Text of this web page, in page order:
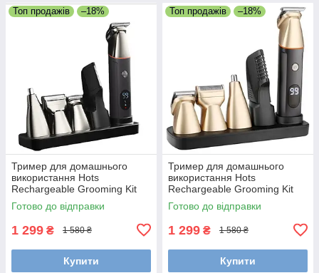
Топ продажів –18%
Тример для домашнього
використання Hots
Rechargeable Grooming Kit
5in1 Silver (LK-881-SL)
Готово до відправки
1 299 ₴ 1 580 ₴
Купити
Топ продажів –18%
Тример для домашнього
використання Hots
Rechargeable Grooming Kit
5in1 Gold (LK-881-GO)
Готово до відправки
1 299 ₴ 1 580 ₴
Купити